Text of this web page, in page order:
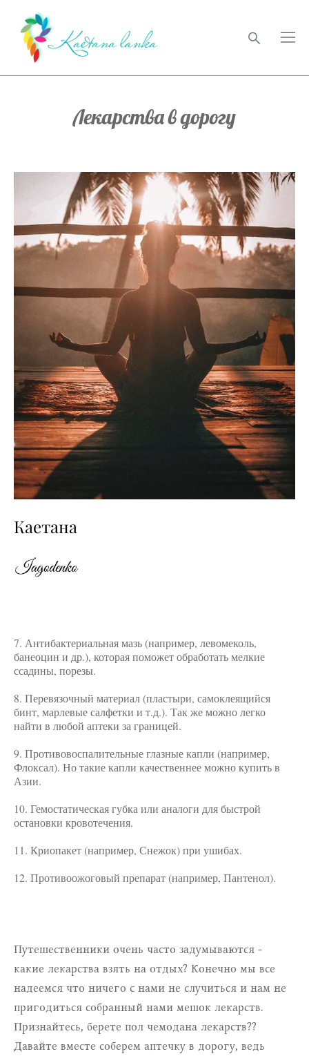
Лекарства в дорогу
Каетана
7. Антибактериальная мазь (например, левомеколь,
банеоцин и др.), которая поможет обработать мелкие
ссадины, порезы.
8. Перевязочный материал (пластыри, самоклеящийся
бинт, марлевые салфетки и т.д.). Так же можно легко
найти в любой аптеки за границей.
9. Противовоспалительные глазные капли (например,
Флоксал). Но такие капли качественнее можно купить в
Азии.
10. Гемостатическая губка или аналоги для быстрой
остановки кровотечения.
11. Криопакет (например, Снежок) при ушибах.
12. Противоожоговый препарат (например, Пантенол).
Путешественники очень часто задумываются -
какие лекарства взять на отдых? Конечно мы все
надеемся что ничего с нами не случиться и нам не
пригодиться собранный нами мешок лекарств.
Признайтесь, берете пол чемодана лекарств??
Давайте вместе соберем аптечку в дорогу, ведь